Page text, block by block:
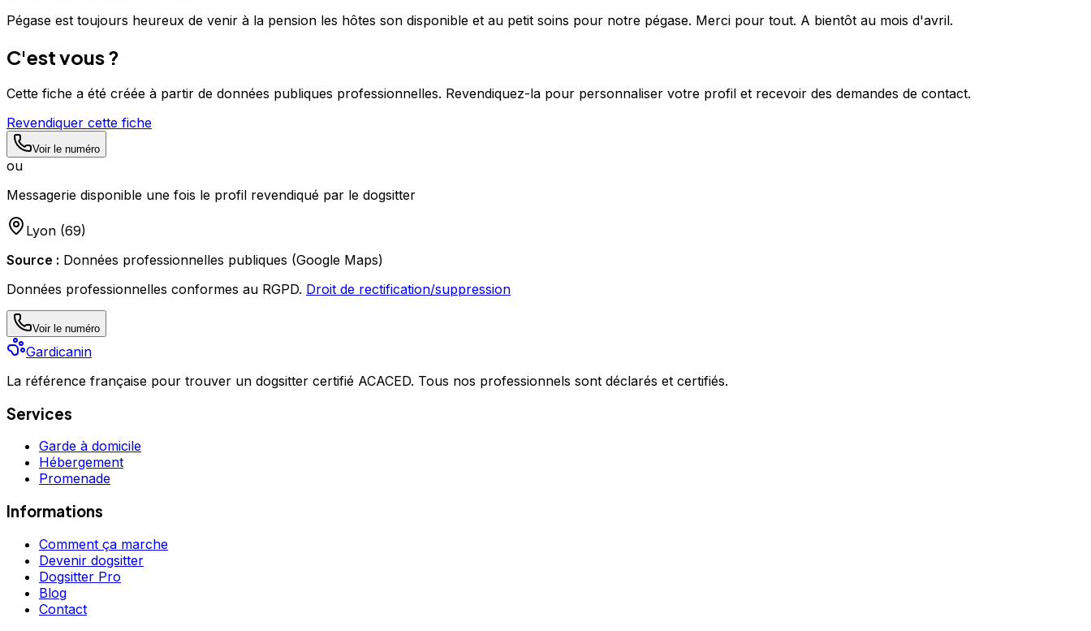
Pégase est toujours heureux de venir à la pension les hôtes son disponible et au petit soins pour notre pégase. Merci pour tout. A bientôt au mois d'avril.
C'est vous ?
Cette fiche a été créée à partir de données publiques professionnelles. Revendiquez-la pour personnaliser votre profil et recevoir des demandes de contact.
Revendiquer cette fiche
Voir le numéro
ou
Messagerie disponible une fois le profil revendiqué par le dogsitter
Lyon (69)
Source : Données professionnelles publiques (Google Maps)
Données professionnelles conformes au RGPD. Droit de rectification/suppression
Voir le numéro
Gardicanin
La référence française pour trouver un dogsitter certifié ACACED. Tous nos professionnels sont déclarés et certifiés.
Services
Garde à domicile
Hébergement
Promenade
Informations
Comment ça marche
Devenir dogsitter
Dogsitter Pro
Blog
Contact